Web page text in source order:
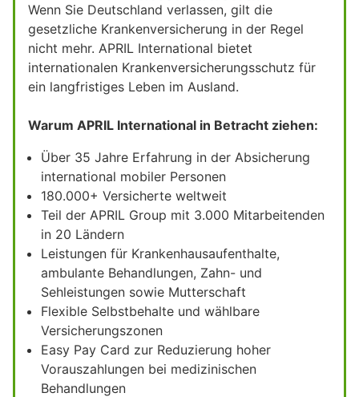
Wenn Sie Deutschland verlassen, gilt die
gesetzliche Krankenversicherung in der Regel
nicht mehr. APRIL International bietet
internationalen Krankenversicherungsschutz für
ein langfristiges Leben im Ausland.
Warum APRIL International in Betracht ziehen:
Über 35 Jahre Erfahrung in der Absicherung
international mobiler Personen
180.000+ Versicherte weltweit
Teil der APRIL Group mit 3.000 Mitarbeitenden
in 20 Ländern
Leistungen für Krankenhausaufenthalte,
ambulante Behandlungen, Zahn- und
Sehleistungen sowie Mutterschaft
Flexible Selbstbehalte und wählbare
Versicherungszonen
Easy Pay Card zur Reduzierung hoher
Vorauszahlungen bei medizinischen
Behandlungen